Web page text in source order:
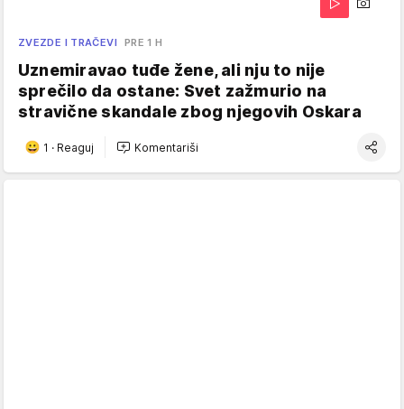
ZVEZDE I TRAČEVI PRE 1 H
Uznemiravao tuđe žene, ali nju to nije
sprečilo da ostane: Svet zažmurio na
stravične skandale zbog njegovih Oskara
1 · Reaguj Komentariši